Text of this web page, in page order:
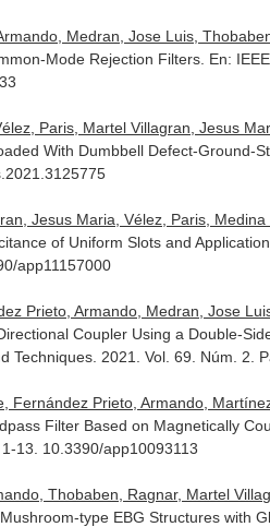
Medran, Jose Luis,
Mode Rejection Filters. En:
Paris, Martel Villagran, Jesus
With Dumbbell Defect-Ground-
Jesus Maria, Vélez, Paris,
of Uniform Slots and
app11157000
Prieto, Armando, Medran, Jose
Coupler Using a Double-
Techniques . 2021. Vol. 69. Núm. 2.
Fernández Prieto, Armando,
Filter Based on Magnetically
13. 10.3390/app10093113
Thobaben, Ragnar, Martel
type EBG Structures with